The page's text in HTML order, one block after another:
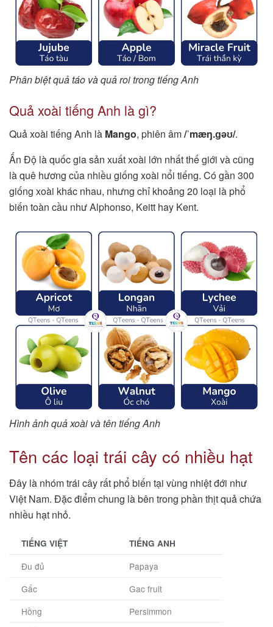
Phân biệt quả táo và quả roi trong tiếng Anh
Quả xoài tiếng Anh là gì?
Quả xoài tiếng Anh là Mango, phiên âm/ˈmæŋ.ɡəʊ/.
Ấn Độ là quốc gia sản xuất xoài lớn nhất thế giới và cũng
là quê hương của nhiều giống xoài nổi tiếng. Có gần 300
giống xoài khác nhau, nhưng chỉ khoảng 20 loại là phổ
biến toàn cầu như Alphonso, Keitt hay Kent.
Hình ảnh quả xoài và tên tiếng Anh
Tên các loại trái cây có nhiều hạt
Đây là nhóm trái cây rất phổ biến tại vùng nhiệt đới như
Việt Nam. Đặc điểm chung là bên trong phần thịt quả chứa
nhiều hạt nhỏ.
TIẾNG VIỆT TIẾNG ANH
Đu đủ
Papaya
Gấc
Gac fruit
Hồng
Persimmon